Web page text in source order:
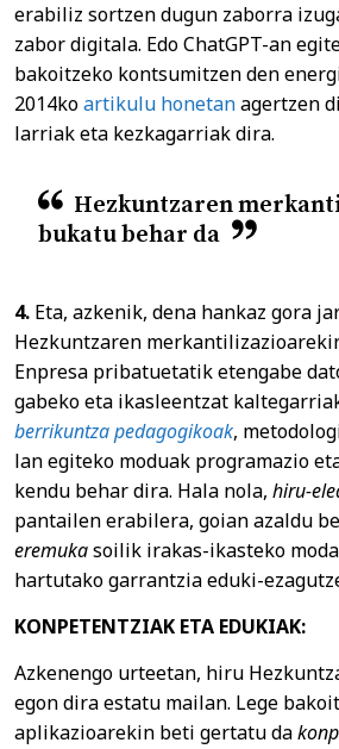
erabiliz sortzen dugun zaborra
zabor digitala. Edo ChatGPT-an
bakoitzeko kontsumitzen den
2014koartikulu honetanagertzen
larriak eta kezkagarriak dira.
Hezkuntzaren
bukatu behar da
4. Eta, azkenik, dena hankaz gora
Hezkuntzaren
Enpresa pribatuetatik etengabe
gabeko eta ikasleentzat
berrikuntza pedagogikoak,
lan egiteko moduak programazio
kendu behar dira. Hala nola, hiru-
pantailen erabilera, goian azaldu
eremukasoilik irakas-ikasteko
hartutako garrantzia eduki-
KONPETENTZIAK ETA EDUKIAK:
Azkenengo urteetan, hiru
egon dira estatu mailan. Lege
aplikazioarekin beti gertatu da